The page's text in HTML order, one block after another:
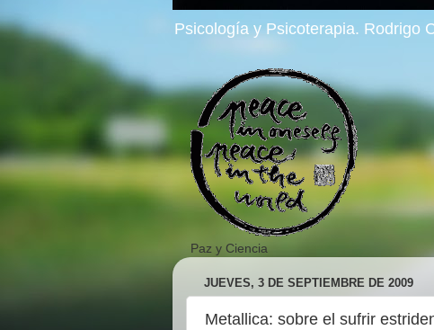
Psicología y Psicoterapia. Rodrigo
Paz y Ciencia
JUEVES, 3 DE SEPTIEMBRE DE 2009
Metallica: sobre el sufrir